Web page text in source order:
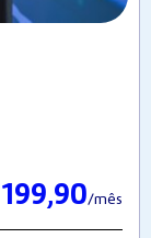
199,90/mês